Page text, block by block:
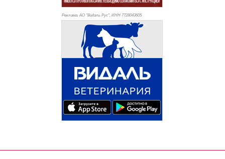
Реклама. АО "Видаль Рус", ИНН 7728043605